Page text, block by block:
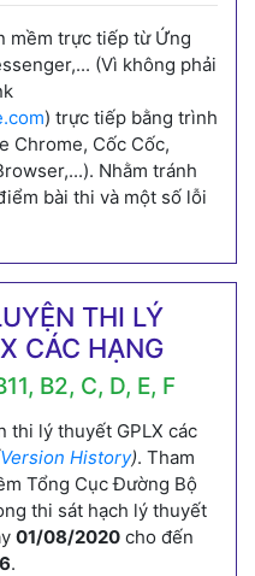
mềm trực tiếp từ Ứng
(Vì không phải
) trực tiếp bằng trình
Chrome, Cốc Cốc,
Nhằm tránh
bài thi và một số lỗi
THI LÝ
CÁC HẠNG
B2, C, D, E, F
thi lý thuyết GPLX các
Version History). Tham
Tổng Cục Đường Bộ
thi sát hạch lý thuyết
01/08/2020 cho đến
.